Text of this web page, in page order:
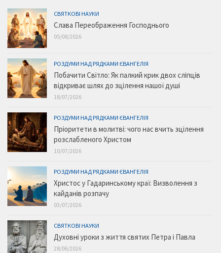
СВЯТКОВІ НАУКИ
Слава Переображення Господнього
05/08/2026
РОЗДУМИ НАД РЯДКАМИ ЄВАНГЕЛІЯ
Побачити Світло: Як палкий крик двох сліпців
відкриває шлях до зцілення нашої душі
18/07/2026
РОЗДУМИ НАД РЯДКАМИ ЄВАНГЕЛІЯ
Пріоритети в молитві: чого нас вчить зцілення
розслабленого Христом
10/07/2026
РОЗДУМИ НАД РЯДКАМИ ЄВАНГЕЛІЯ
Христос у Гадаринському краї: Визволення з
кайданів розпачу
03/07/2026
СВЯТКОВІ НАУКИ
Духовні уроки з життя святих Петра і Павла
28/06/2026